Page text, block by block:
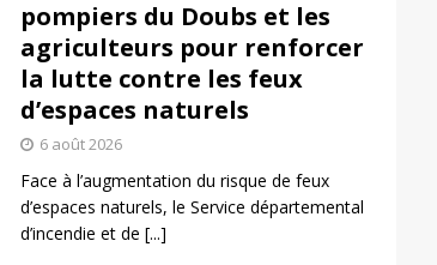
pompiers du Doubs et les
agriculteurs pour renforcer
la lutte contre les feux
d’espaces naturels
6 août 2026
Face à l’augmentation du risque de feux
d’espaces naturels, le Service départemental
d’incendie et de [...]